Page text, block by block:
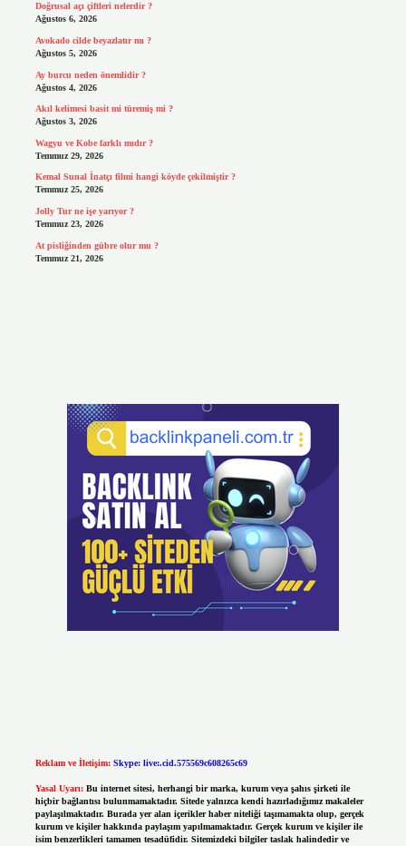
Doğrusal açı çiftleri nelerdir ?
Ağustos 6, 2026
Avokado cilde beyazlatır mı ?
Ağustos 5, 2026
Ay burcu neden önemlidir ?
Ağustos 4, 2026
Akıl kelimesi basit mi türemiş mi ?
Ağustos 3, 2026
Wagyu ve Kobe farklı mıdır ?
Temmuz 29, 2026
Kemal Sunal İnatçı filmi hangi köyde çekilmiştir ?
Temmuz 25, 2026
Jolly Tur ne işe yarıyor ?
Temmuz 23, 2026
At pisliğinden gübre olur mu ?
Temmuz 21, 2026
Reklam ve İletişim: Skype: live:.cid.575569c608265c69
Yasal Uyarı: Bu internet sitesi, herhangi bir marka, kurum veya şahıs şirketi ile
hiçbir bağlantısı bulunmamaktadır. Sitede yalnızca kendi hazırladığımız makaleler
paylaşılmaktadır. Burada yer alan içerikler haber niteliği taşımamakta olup, gerçek
kurum ve kişiler hakkında paylaşım yapılmamaktadır. Gerçek kurum ve kişiler ile
isim benzerlikleri tamamen tesadüfidir. Sitemizdeki bilgiler taslak halindedir ve